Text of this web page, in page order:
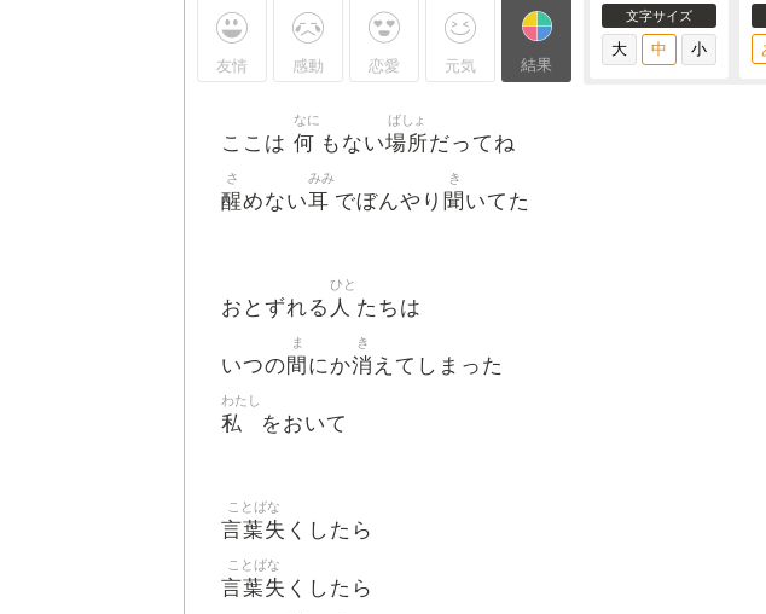
友情 感動 恋愛 元気 結果
文字サイズ
ここは 何
なに
もない場所
ばしょ
だってね
醒
さ
めない耳
みみ
でぼんやり 聞
き
いてた
おとずれる 人
ひと
たちは
いつの間
ま
にか消
き
えてしまった
私
わたし
をおいて
言葉失
ことばな
くしたら
言葉失
ことばな
くしたら